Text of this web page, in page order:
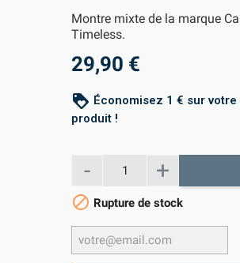
Montre mixte de la marque
Timeless.
29,90 €
loyalty Économisez 1 € sur
produit !
 Rupture de stock